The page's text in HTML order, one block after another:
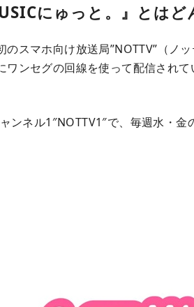
にゅっと。』とはど
のスマホ向け放送局”NOTTV”（ノ
ワンセグの回線を使って配信され
ンネル1″NOTTV1″で、毎週水・